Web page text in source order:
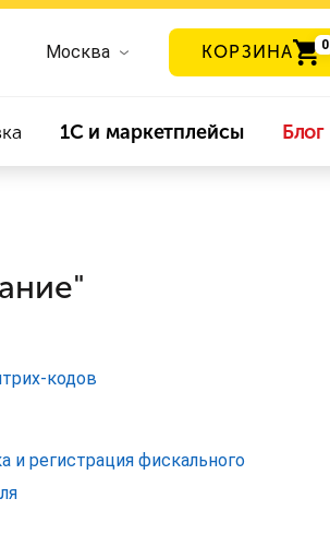
Москва КОРЗИНА 0
1С и маркетплейсы Блог
кодов
и регистрация фискального